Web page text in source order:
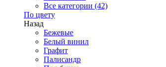
Все категории (42)
По цвету
Назад
Бежевые
Белый винил
Графит
Палисандр